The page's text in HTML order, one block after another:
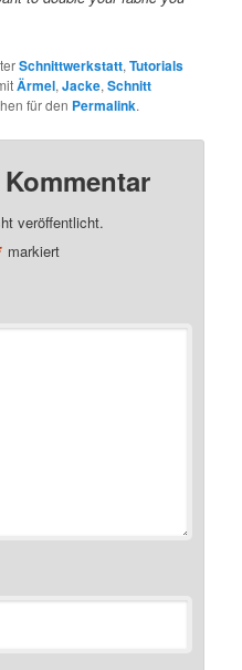
Schnittwerkstatt,Tutorials
Ärmel,Jacke,Schnitt
für den Permalink.
veröffentlicht.
markiert